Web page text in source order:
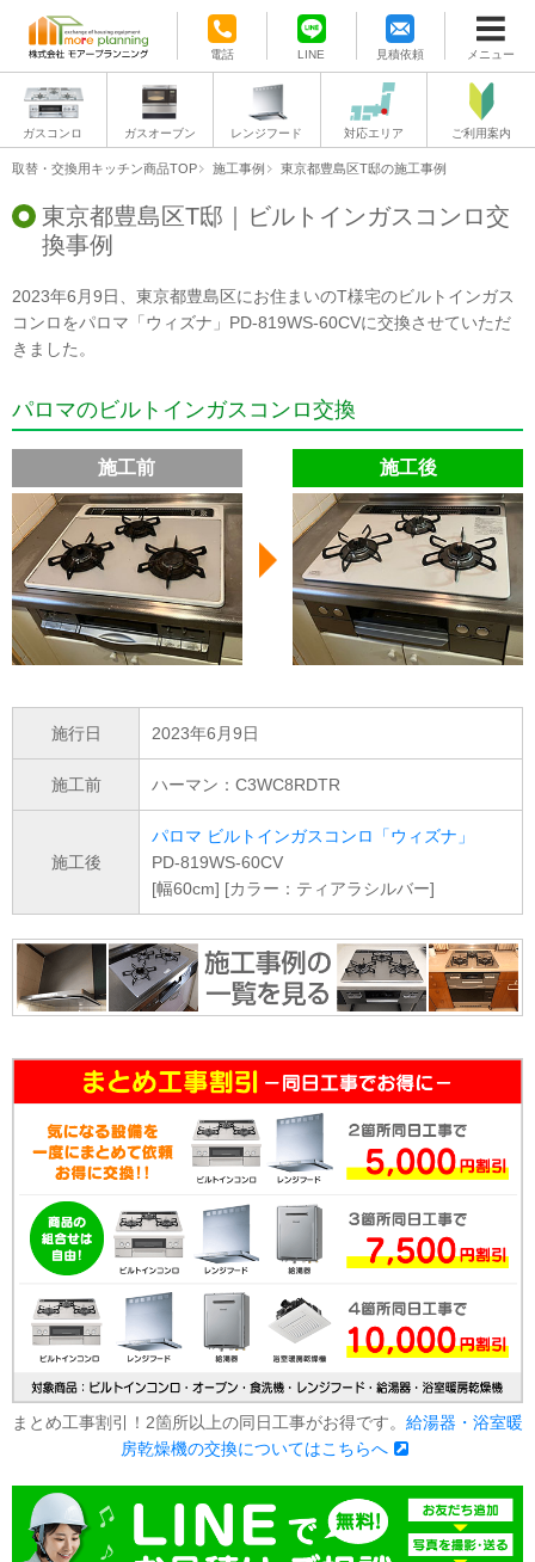
電話 LINE 見積依頼 メニュー
ガスコンロ ガスオーブン レンジフード 対応エリア ご利用案内
取替・交換用キッチン商品TOP 施工事例 東京都豊島区T邸の施工事例
東京都豊島区T邸｜ビルトインガスコンロ交
換事例
2023年6月9日、東京都豊島区にお住まいのT様宅のビルトインガス
コンロをパロマ「ウィズナ」PD-819WS-60CVに交換させていただ
きました。
パロマのビルトインガスコンロ交換
施工前 施工後
施行日 2023年6月9日
施工前 ハーマン：C3WC8RDTR
施工後
パロマ ビルトインガスコンロ「ウィズナ」
PD-819WS-60CV
[幅60cm] [カラー：ティアラシルバー]
まとめ工事割引！2箇所以上の同日工事がお得です。 給湯器・浴室暖
房乾燥機の交換についてはこちらへ